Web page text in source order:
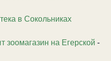
в Сокольниках
зоомагазин на Егерской -